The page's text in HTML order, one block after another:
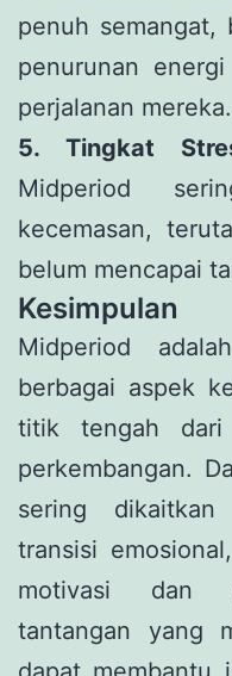
penuh semangat,
penurunan
perjalanan mereka.
5. Tingkat
Midperiod
kecemasan,
belum mencapai
Kesimpulan
Midperiod
berbagai aspek
titik tengah dari
perkembangan.
sering
transisi
motivasi dan
tantangan yang